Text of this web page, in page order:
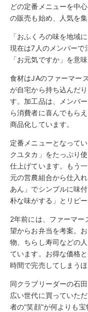
どの定番メニューを中
の販売も始め、人気を集
「おふくろの味を地域
現在は7人のメンバーで
「お元気ですか」を意
食材はJAのファーマー
が自宅から持ち込んだ
す。加工品は、メンバ
ら消費者に喜んでもら
商品化しています。
定番メニューとなって
クユタカ」をたっぷり
仕上げています。もう
元の営農組合から仕入
あん」でシンプルに味
朴な味がする」とリピ
2年前には、ファーマ
望からお弁当を考案。
物、ちらし寿司などの
ています。お得な価格
時間で完売してしまうほ
同クラブリーダーの石
広い世代に買っていた
者の“笑顔”が何よりも宝